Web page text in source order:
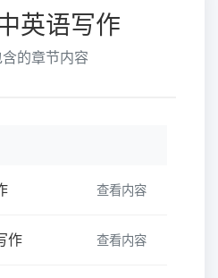
英语写作
的章节内容
查看内容
作 查看内容